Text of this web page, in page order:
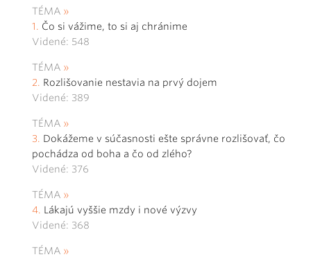
TÉMA
Čo si vážime, to si aj chránime
Videné: 548
TÉMA
Rozlišovanie nestavia na prvý dojem
Videné: 389
TÉMA
Dokážeme v súčasnosti ešte správne rozlišovať, čo
pochádza od boha a čo od zlého?
Videné: 376
TÉMA
Lákajú vyššie mzdy i nové výzvy
Videné: 368
TÉMA